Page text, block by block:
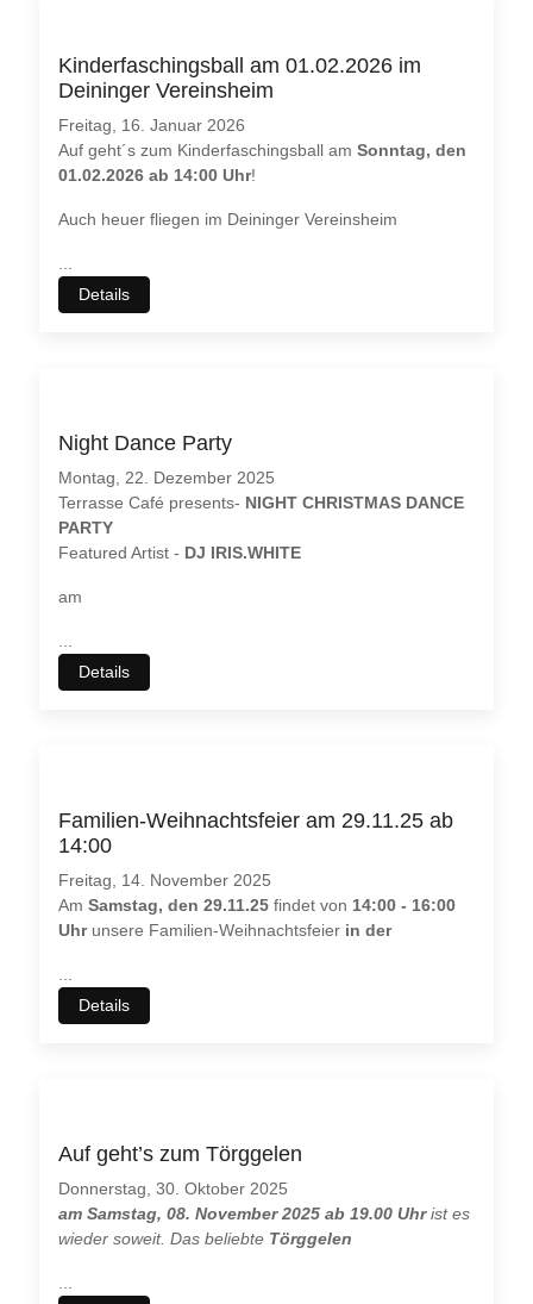
Kinderfaschingsball am 01.02.2026 im
Deininger Vereinsheim
Freitag, 16. Januar 2026
Auf geht´s zum Kinderfaschingsball amSonntag, den
01.02.2026 ab 14:00 Uhr!
Auch heuer fliegen im Deininger Vereinsheim
Details
Night Dance Party
Montag, 22. Dezember 2025
Terrasse Café presents- NIGHT CHRISTMAS DANCE
PARTY
Featured Artist - DJ IRIS.WHITE
am
Details
Familien-Weihnachtsfeier am 29.11.25 ab
14:00
Freitag, 14. November 2025
AmSamstag, den 29.11.25 findet von 14:00 - 16:00
Uhrunsere Familien-Weihnachtsfeier in der
Details
Auf geht’s zum Törggelen
Donnerstag, 30. Oktober 2025
am Samstag, 08. November 2025 ab 19.00 Uhrist es
wieder soweit. Das beliebte Törggelen
Webseite zur Verfügung stehen.
Akzeptieren Ablehnen
Weitere Informationen|Impressum